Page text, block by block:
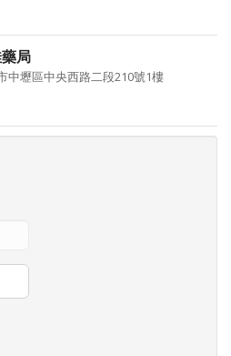
局
中壢區中央西路二段210號1樓